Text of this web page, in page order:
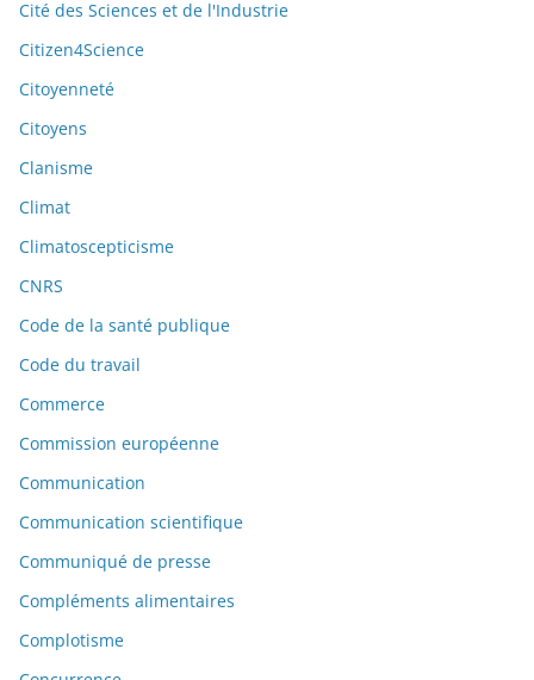
Cité des Sciences et de l'Industrie
Citizen4Science
Citoyenneté
Citoyens
Clanisme
Climat
Climatoscepticisme
CNRS
Code de la santé publique
Code du travail
Commerce
Commission européenne
Communication
Communication scientifique
Communiqué de presse
Compléments alimentaires
Complotisme